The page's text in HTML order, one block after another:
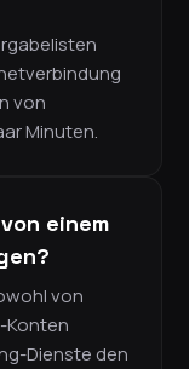
von
Minuten.
einem
von
Konten
Dienste den